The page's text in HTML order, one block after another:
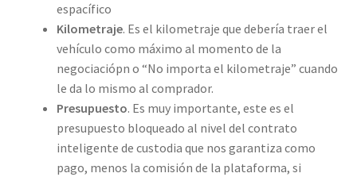
espacífico
Kilometraje. Es el kilometraje que debería traer el
vehículo como máximo al momento de la
negociaciópn o “No importa el kilometraje” cuando
le da lo mismo al comprador.
Presupuesto. Es muy importante, este es el
presupuesto bloqueado al nivel del contrato
inteligente de custodia que nos garantiza como
pago, menos la comisión de la plataforma, si